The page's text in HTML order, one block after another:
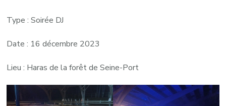
Type : Soirée DJ
Date : 16 décembre 2023
Lieu : Haras de la forêt de Seine-Port